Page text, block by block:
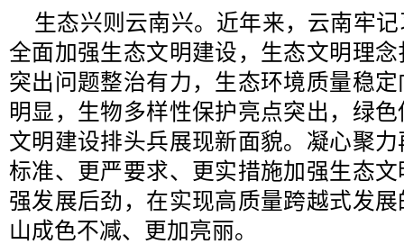
生态兴则云南兴。近年来，云南牢
全面加强生态文明建设，生态文明理
突出问题整治有力，生态环境质量稳
明显，生物多样性保护亮点突出，绿
文明建设排头兵展现新面貌。凝心聚
标准、更严要求、更实措施加强生态
强发展后劲，在实现高质量跨越式发
山成色不减、更加亮丽。